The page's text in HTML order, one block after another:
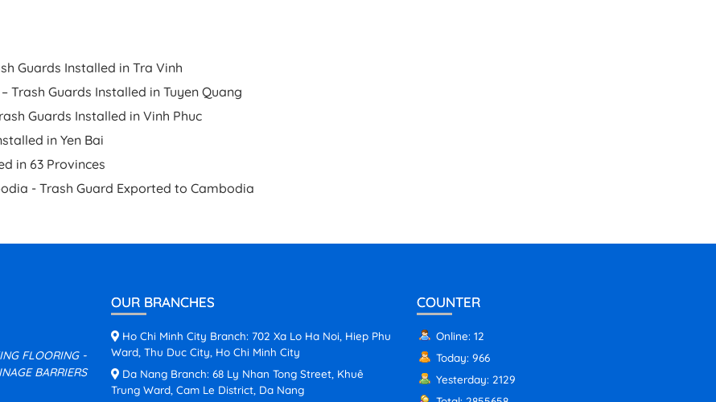
Guards Installed in Tra Vinh
Trash Guards Installed in Tuyen Quang
Guards Installed in Vinh Phuc
in Yen Bai
in 63 Provinces
- Trash Guard Exported to Cambodia
FLOORING -
BARRIERS
OUR BRANCHES
Ho Chi Minh City Branch: 702 Xa Lo Ha Noi, Hiep Phu
Ward, Thu Duc City, Ho Chi Minh City
Da Nang Branch: 68 Ly Nhan Tong Street, Khuê
Trung Ward, Cam Le District, Da Nang
COUNTER
Online: 12
Today: 966
Yesterday: 2129